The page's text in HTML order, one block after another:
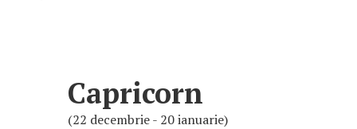
Capricorn
(22 decembrie - 20 ianuarie)